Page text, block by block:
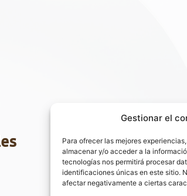
Gestionar el
Para ofrecer las mejores
almacenar y/o acceder a la
tecnologías nos permitirá procesar
identificaciones únicas en este sitio.
afectar negativamente a ciertas